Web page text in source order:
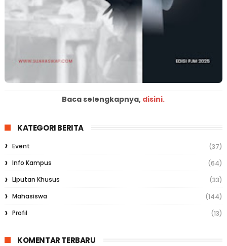
Baca selengkapnya, disini.
KATEGORI BERITA
Event
(37)
Info Kampus
(64)
Liputan Khusus
(33)
Mahasiswa
(144)
Profil
(13)
KOMENTAR TERBARU